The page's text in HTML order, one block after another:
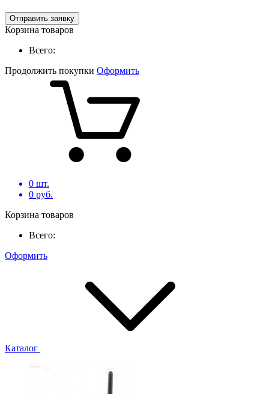
Отправить заявку
Корзина товаров
Всего:
Продолжить покупки Оформить
0 шт.
0 руб.
Корзина товаров
Всего:
Оформить
Каталог